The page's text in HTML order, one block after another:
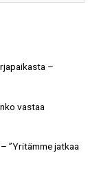
–
vastaa
”Yritämme jatkaa